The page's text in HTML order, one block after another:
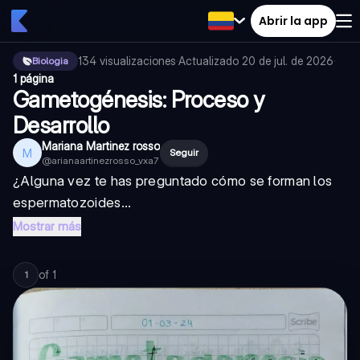
Abrir la app
Biologia 134 visualizaciones·Actualizado 20 de jul. de 2026·
1 página
Gametogénesis: Proceso y
Desarrollo
M Mariana Martinez rosso
@arianaartinezrosso_vxa7
Seguir
¿Alguna vez te has preguntado cómo se forman los
espermatozoides...
Mostrar más
1 of 1